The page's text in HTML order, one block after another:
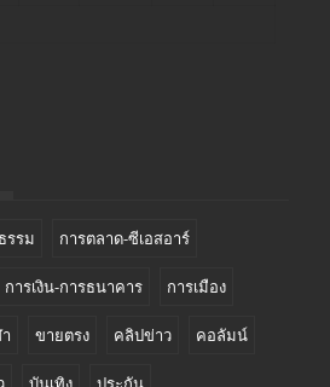
รรม การตลาด-ซีเอสอาร์
การเงิน-การธนาคาร การเมือง
ขายตรง คลิปข่าว คอลัมน์